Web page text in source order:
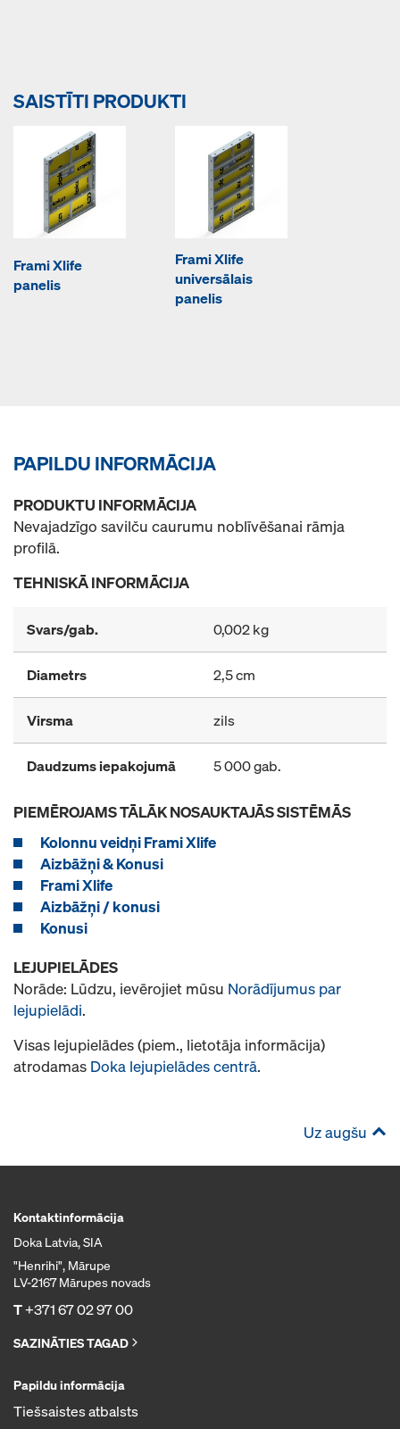
SAISTĪTI PRODUKTI
Frami Xlife
panelis
Frami Xlife
universālais
panelis
PAPILDU INFORMĀCIJA
PRODUKTU INFORMĀCIJA
Nevajadzīgo savilču caurumu noblīvēšanai rāmja
profilā.
TEHNISKĀ INFORMĀCIJA
Svars/gab. 0,002 kg
Diametrs 2,5 cm
Virsma zils
Daudzums iepakojumā 5 000 gab.
PIEMĒROJAMS TĀLĀK NOSAUKTAJĀS SISTĒMĀS
Kolonnu veidņi Frami Xlife
Aizbāžņi & Konusi
Frami Xlife
Aizbāžņi / konusi
Konusi
LEJUPIELĀDES
Norāde: Lūdzu, ievērojiet mūsu Norādījumus par
lejupielādi.
Visas lejupielādes (piem., lietotāja informācija)
atrodamas Doka lejupielādes centrā.
Uz augšu
Kontaktinformācija
Doka Latvia, SIA
"Henrihi", Mārupe
LV-2167 Mārupes novads
T+371 67 02 97 00
SAZINĀTIES TAGAD
Papildu informācija
Tiešsaistes atbalsts